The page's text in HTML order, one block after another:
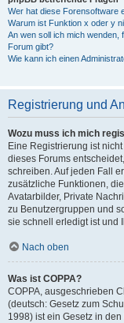
Wer hat diese Forensoftware
Warum ist Funktion x oder y
An wen soll ich mich wenden,
Forum gibt?
Wie kann ich einen
Registrierung und
Wozu muss ich mich
Eine Registrierung ist
dieses Forums
schreiben. Auf jeden Fall
zusätzliche Funktionen,
Avatarbilder, Private
zu Benutzergruppen und
sie schnell erledigt ist und
Nach oben
Was ist COPPA?
COPPA, ausgeschrieben
(deutsch: Gesetz zum
1998) ist ein Gesetz in